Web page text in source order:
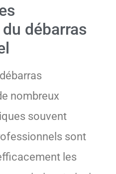
débarras
nombreux
souvent
sont
les